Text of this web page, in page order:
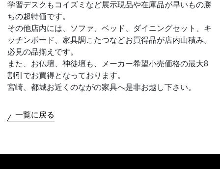
学習デスクもコイズミなど展示現品や在庫品が早いもの勝
ちの超特価です。
その他店内には、ソファ、ベッド、ダイニングセット、キ
ッチンボード、家具調こたつなどお買得品が店内山積み。
必見の品揃えです。
また、お仏壇、神徒壇も、メーカー希望小売価格の最大8
割引でお買得となっております。
宮崎、都城お近くのながの家具へ是非お越し下さい。
一覧に戻る